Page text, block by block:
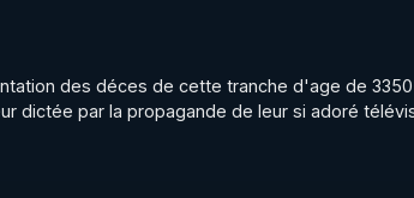
des déces de cette tranche d'age de
dictée par la propagande de leur si adoré